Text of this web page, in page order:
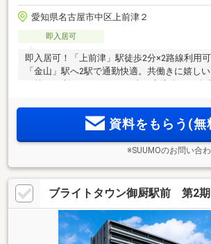
愛知県名古屋市中区上前津２
即入居可
即入居可！「上前津」駅徒歩2分×2路線利用
「金山」駅へ2駅で通勤快適。共働きに嬉し
資料をもらう(無
※SUUMOのお問い合
ブライトタウン御厨駅前 第2期